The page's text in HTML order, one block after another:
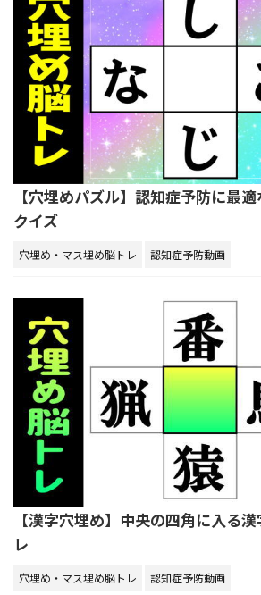
【穴埋めパズル】認知症予防に最
クイズ
穴埋め・マス埋め脳トレ 認知症予防動画
【漢字穴埋め】中央の四角に入る
レ
穴埋め・マス埋め脳トレ 認知症予防動画